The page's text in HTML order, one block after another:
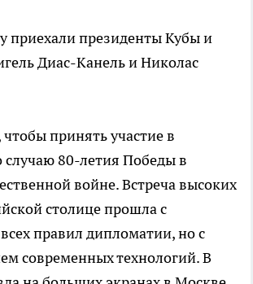
приехали президенты Кубы и
Диас-Канель и Николас
принять участие в
случаю 80-летия Победы в
войне. Встреча высоких
столице прошла с
правил дипломатии, но с
современных технологий. В